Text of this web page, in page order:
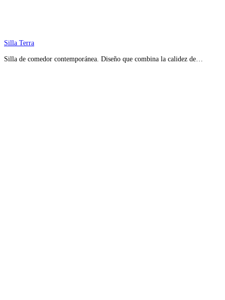
Silla Terra
Silla de comedor contemporánea. Diseño que combina la calidez de…